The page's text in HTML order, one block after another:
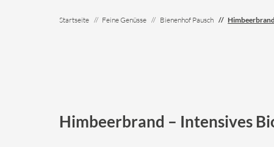
Startseite Feine Genüsse Bienenhof Pausch Himbeerbrand
Himbeerbrand – Intensives